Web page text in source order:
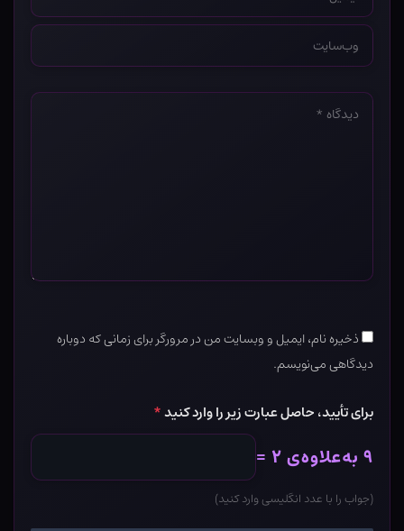
*
وب‌سایت
*
دیدگاه
ذخیره نام، ایمیل و وبسایت من در مرورگر برای زمانی که دوباره
دیدگاهی می‌نویسم.
برای تأیید، حاصل عبارت زیر را وارد کنید*
۹ به‌علاوه‌ی ۲ =
(جواب را با عدد انگلیسی وارد کنید)